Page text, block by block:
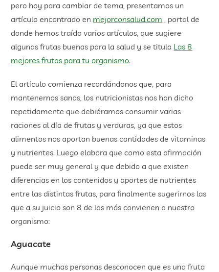
pero hoy para cambiar de tema, presentamos un
artículo encontrado en mejorconsalud.com , portal de
donde hemos traído varios artículos, que sugiere
algunas frutas buenas para la salud y se titula Las 8
mejores frutas para tu organismo.
El artículo comienza recordándonos que, para
mantenernos sanos, los nutricionistas nos han dicho
repetidamente que debiéramos consumir varias
raciones al día de frutas y verduras, ya que estos
alimentos nos aportan buenas cantidades de vitaminas
y nutrientes. Luego elabora que como esta afirmación
puede ser muy general y que debido a que existen
diferencias en los contenidos y aportes de nutrientes
entre las distintas frutas, para finalmente sugerirnos las
que a su juicio son 8 de las más convienen a nuestro
organismo:
Aguacate
Aunque muchas personas desconocen que es una fruta